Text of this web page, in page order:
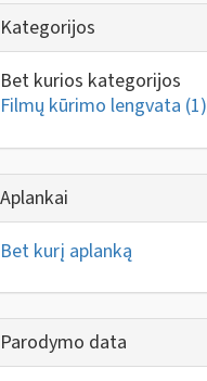
Kategorijos
Bet kurios kategorijos
Filmų kūrimo lengvata (1)
Aplankai
Bet kurį aplanką
Parodymo data